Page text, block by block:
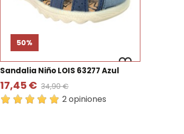
50%
Sandalia Niño LOIS 63277 Azul
17,45 € 34,90 €
2 opiniones